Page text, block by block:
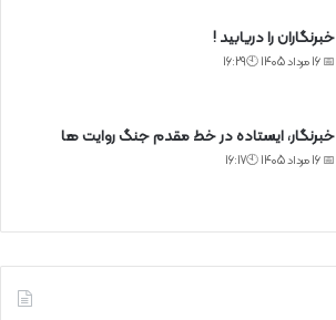
خبرنگاران را دریابید !
📅 16 مرداد 1405 🕙16:29
خبرنگار، ایستاده در خط مقدم جنگ روایت ها
📅 16 مرداد 1405 🕙16:17